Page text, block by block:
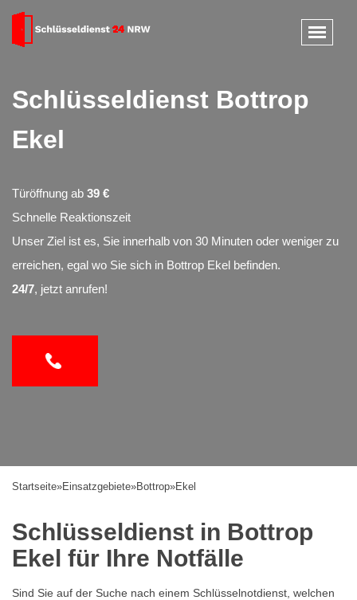
Schlüsseldienst Bottrop
Ekel
Türöffnung ab 39 €
Schnelle Reaktionszeit
Unser Ziel ist es, Sie innerhalb von 30 Minuten oder weniger zu
erreichen, egal wo Sie sich in Bottrop Ekel befinden.
24/7, jetzt anrufen!
Startseite»Einsatzgebiete»Bottrop»Ekel
Schlüsseldienst in Bottrop
Ekel für Ihre Notfälle
Sind Sie auf der Suche nach einem Schlüsselnotdienst, welchen